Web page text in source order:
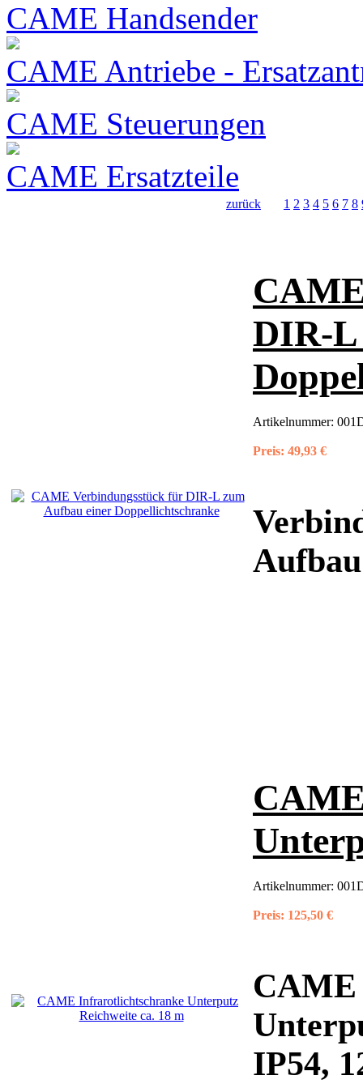
CAME Handsender
CAME Antriebe -
CAME Steuerungen
CAME Ersatzteile
zurück 1 2 3 4 5 6 7 8
DIR-L
Artikelnummer:
Preis: 49,93 €
Artikelnummer:
Preis: 125,50 €
IP54,